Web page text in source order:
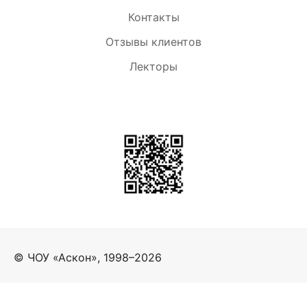
Контакты
Отзывы клиентов
Лекторы
© ЧОУ «Аскон», 1998–2026